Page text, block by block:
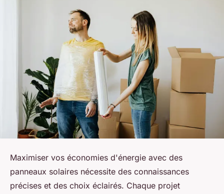
Maximiser vos économies d'énergie avec des
panneaux solaires nécessite des connaissances
précises et des choix éclairés. Chaque projet